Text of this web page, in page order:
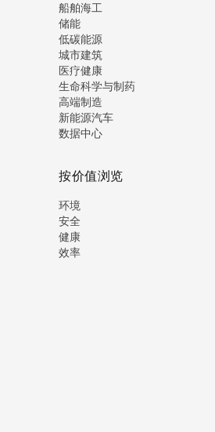
船舶海工
储能
低碳能源
城市建筑
医疗健康
生命科学与制药
高端制造
新能源汽车
数据中心
按价值浏览
环境
安全
健康
效率